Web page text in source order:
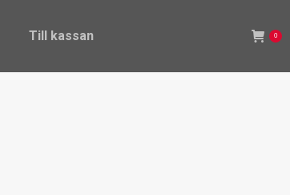
Till kassan 0